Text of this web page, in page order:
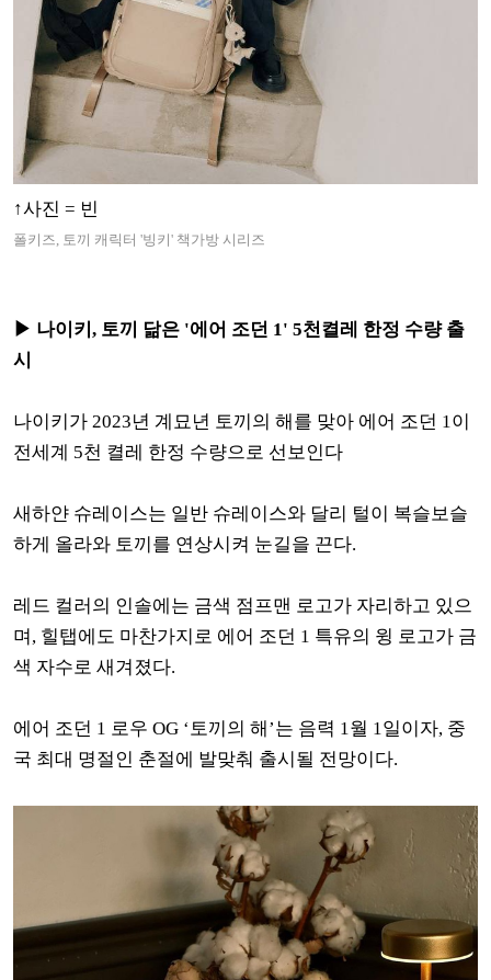
↑사진 = 빈
폴키즈, 토끼 캐릭터 '빙키' 책가방 시리즈
▶ 나이키, 토끼 닮은 '에어 조던 1' 5천켤레 한정 수량 출
시
나이키가 2023년 계묘년 토끼의 해를 맞아 에어 조던 1이
전세계 5천 켤레 한정 수량으로 선보인다
새하얀 슈레이스는 일반 슈레이스와 달리 털이 복슬보슬
하게 올라와 토끼를 연상시켜 눈길을 끈다.
레드 컬러의 인솔에는 금색 점프맨 로고가 자리하고 있으
며, 힐탭에도 마찬가지로 에어 조던 1 특유의 윙 로고가 금
색 자수로 새겨졌다.
에어 조던 1 로우 OG ‘토끼의 해’는 음력 1월 1일이자, 중
국 최대 명절인 춘절에 발맞춰 출시될 전망이다.